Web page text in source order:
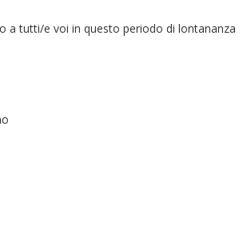
a tutti/e voi in questo periodo di lontananza